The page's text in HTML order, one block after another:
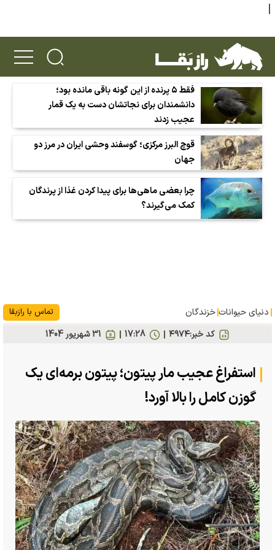
فقط ۵ پرنده از این گونه باقی مانده بود؛
دانشمندان برای نجاتشان دست به یک قمار
عجیب زدند
قوچ البرز مرکزی؛ گوسفند وحشی ایران در مرز دو
جهان
چرا بعضی ماهی‌ها برای پیدا کردن غذا از پرندگان
کمک می‌گیرند؟
دنیای حیوانات خزندگان تماس با رازبقا
کد خبر:۴۹۷۴ 31 شهريور 1404 17:28
استفراغ عجیب مار پیتون؛ پیتون برمه‌ای یک
گوزن کامل را بالا آورد!